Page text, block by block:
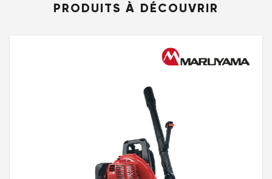
PRODUITS À DÉCOUVRIR